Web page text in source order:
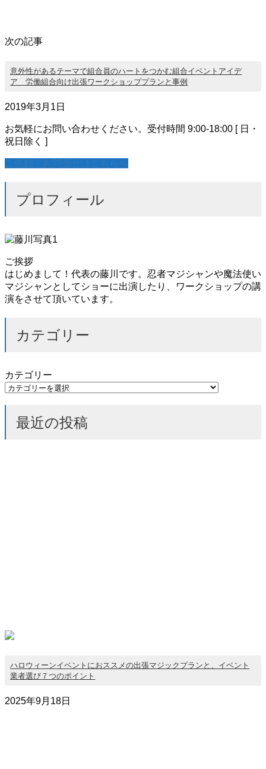
次の記事
意外性があるテーマで組合員のハートをつかむ組合イベントアイデ
ア 労働組合向け出張ワークショッププランと事例
2019年3月1日
お気軽にお問い合わせください。 受付時間 9:00-18:00 [ 日・
祝日除く ]
プロフィール
ご挨拶
はじめまして！代表の藤川です。忍者マジシャンや魔法使い
マジシャンとしてショーに出演したり、ワークショップの講
演をさせて頂いています。
カテゴリー
カテゴリー
最近の投稿
ハロウィーンイベントにおススメの出張マジックプランと、イベント
業者選び７つのポイント
2025年9月18日